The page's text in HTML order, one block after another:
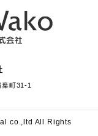
重な管理を行い、
な是正措置を実施
町31-1
co.,ltd All Rights